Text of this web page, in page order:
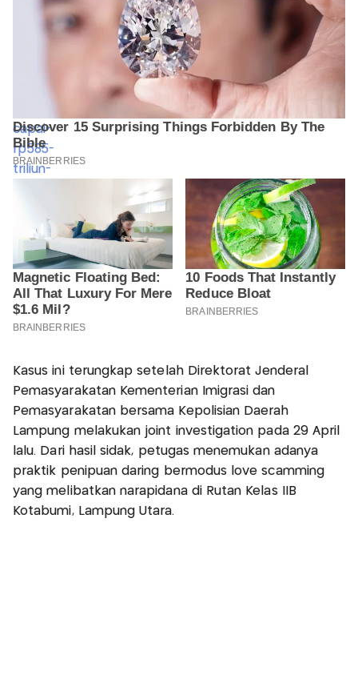
Kasus ini terungkap setelah Direktorat Jenderal
Pemasyarakatan Kementerian Imigrasi dan
Pemasyarakatan bersama Kepolisian Daerah
Lampung melakukan joint investigation pada 29 April
lalu. Dari hasil sidak, petugas menemukan adanya
praktik penipuan daring bermodus love scamming
yang melibatkan narapidana di Rutan Kelas IIB
Kotabumi, Lampung Utara.